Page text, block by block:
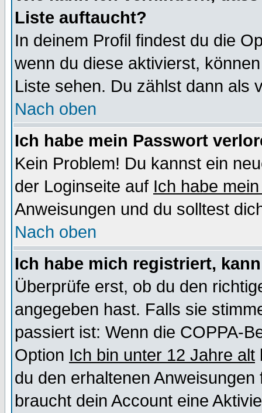
Liste auftaucht?
In deinem Profil findest du die
wenn du diese aktivierst,
Liste sehen. Du zählst dann als
Nach oben
Ich habe mein Passwort
Kein Problem! Du kannst ein
der Loginseite auf Ich habe
Anweisungen und du solltest
Nach oben
Ich habe mich registriert,
Überprüfe erst, ob du den
angegeben hast. Falls sie
passiert ist: Wenn die COPPA-
Option Ich bin unter 12 Jahre alt
du den erhaltenen
braucht dein Account eine